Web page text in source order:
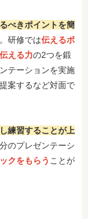
べきポイントを簡
研修では伝えるポ
える力の2つを鍛
テーションを実施
案するなど対面で
練習することが上
のプレゼンテーシ
クをもらう ことが